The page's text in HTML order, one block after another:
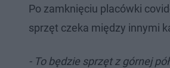
Po zamknięciu placówki
sprzęt czeka między innymi
- To będzie sprzęt z górnej